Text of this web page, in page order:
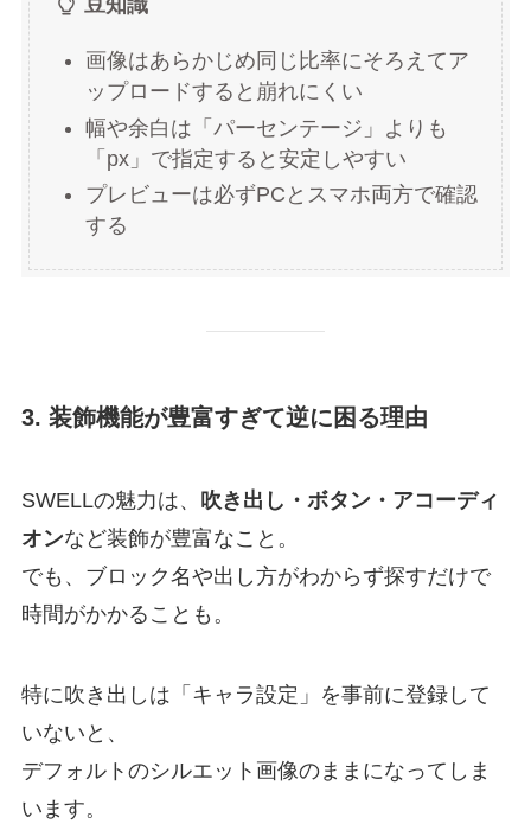
豆知識
画像はあらかじめ同じ比率にそろえてア
ップロードすると崩れにくい
幅や余白は「パーセンテージ」よりも
「px」で指定すると安定しやすい
プレビューは必ずPCとスマホ両方で確認
する
3. 装飾機能が豊富すぎて逆に困る理由
SWELLの魅力は、 吹き出し・ボタン・アコーディ
オンなど装飾が豊富なこと。
でも、ブロック名や出し方がわからず探すだけで
時間がかかることも。
特に吹き出しは「キャラ設定」を事前に登録して
いないと、
デフォルトのシルエット画像のままになってしま
います。